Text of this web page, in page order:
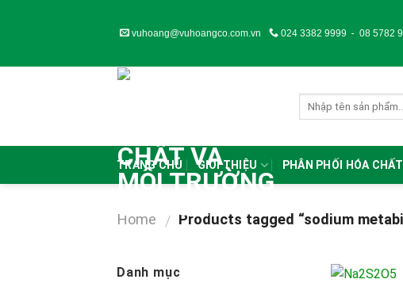
vuhoang@vuhoangco.com.vn 024 3382 9999 - 08 5782
TRANG CHỦ GIỚI THIỆU PHÂN PHỐI HÓA CHẤT
Home / Products tagged “sodium
Danh mục